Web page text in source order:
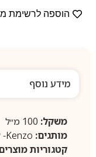
הוספה לרשימת
מידע נוסף
משקל:100 מ״ל
מותגים: Kenzo- קנזו
קטגוריות